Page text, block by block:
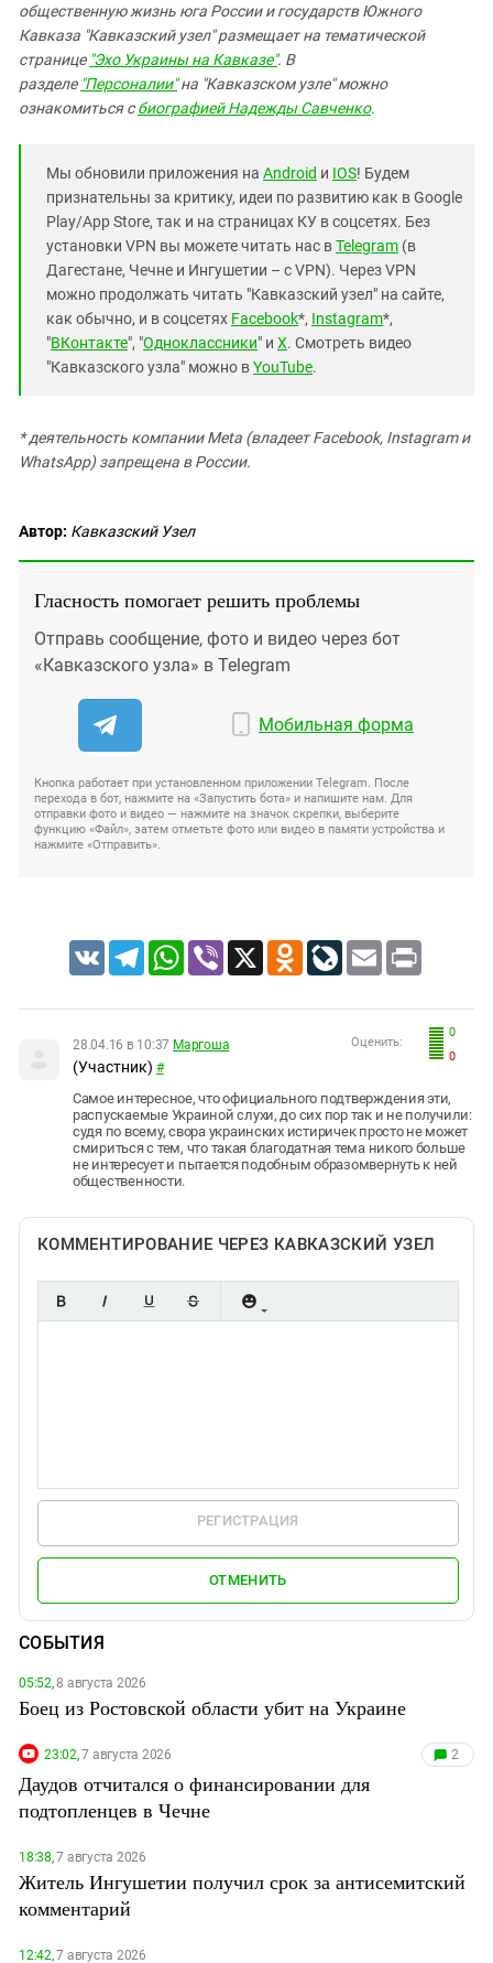
общественную жизнь юга России и государств Южного
Кавказа "Кавказский узел" размещает на тематической
странице "Эхо Украины на Кавказе". В
разделе "Персоналии"на "Кавказском узле" можно
ознакомиться сбиографией Надежды Савченко.
Мы обновили приложения на Android и IOS! Будем
признательны за критику, идеи по развитию как в Google
Play/App Store, так и на страницах КУ в соцсетях. Без
установки VPN вы можете читать нас вTelegram (в
Дагестане, Чечне и Ингушетии – с VPN). Через VPN
можно продолжать читать "Кавказский узел" на сайте,
как обычно, и в соцсетях Facebook*, Instagram*,
"ВКонтакте", "Одноклассники" и X. Смотреть видео
"Кавказского узла" можно вYouTube.
* деятельность компании Meta (владеет Facebook, Instagram и
WhatsApp) запрещена в России.
Автор: Кавказский Узел
Гласность помогает решить проблемы
Отправь сообщение, фото и видео через бот
«Кавказского узла» в Telegram
Мобильная форма
Кнопка работает при установленном приложении Telegram. После
перехода в бот, нажмите на «Запустить бота» и напишите нам. Для
отправки фото и видео — нажмите на значок скрепки, выберите
функцию «Файл», затем отметьте фото или видео в памяти устройства и
нажмите «Отправить».
VK TelegramWhatsApp
Viber X Odnoklassniki
LiveJournal
Email Print
0
0
Оценить:
28.04.16 в 10:37 Маргоша
(Участник) #
Самое интересное, что официального подтверждения эти,
распускаемые Украиной слухи, до сих пор так и не получили:
судя по всему, свора украинских истиричек просто не может
смириться с тем, что такая благодатная тема никого больше
не интересует и пытается подобным образомвернуть к ней
общественности.
КОММЕНТИРОВАНИЕ ЧЕРЕЗ КАВКАЗСКИЙ УЗЕЛ
РЕГИСТРАЦИЯ
ОТМЕНИТЬ
СОБЫТИЯ
05:52,8 августа 2026
Боец из Ростовской области убит на Украине
23:02,7 августа 2026 2
Даудов отчитался о финансировании для
подтопленцев в Чечне
18:38,7 августа 2026
Житель Ингушетии получил срок за антисемитский
комментарий
12:42,7 августа 2026